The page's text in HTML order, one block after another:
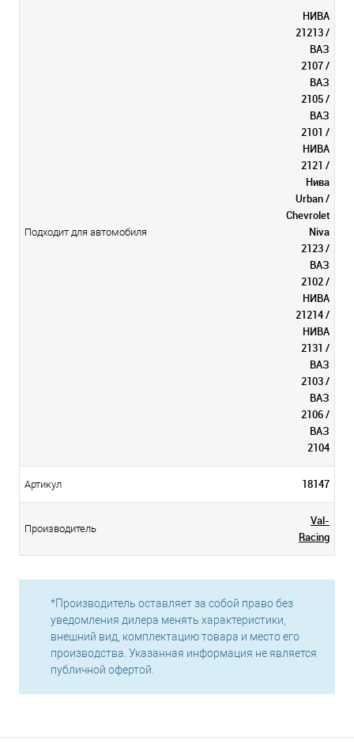
Подходит для автомобиля
НИВА
21213 /
ВАЗ
2107 /
ВАЗ
2105 /
ВАЗ
2101 /
НИВА
2121 /
Нива
Urban /
Chevrolet
Niva
2123 /
ВАЗ
2102 /
НИВА
21214 /
НИВА
2131 /
ВАЗ
2103 /
ВАЗ
2106 /
ВАЗ
2104
Артикул 18147
Производитель
Val-
Racing
*Производитель оставляет за собой право без
уведомления дилера менять характеристики,
внешний вид, комплектацию товара и место его
производства. Указанная информация не является
публичной офертой.